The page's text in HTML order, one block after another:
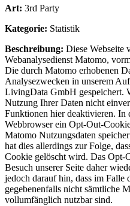
Art: 3rd Party
Kategorie: Statistik
Beschreibung: Diese Webseite
Webanalysedienst Matomo,
Die durch Matomo erhobenen
Analysezwecken in unserem
LivingData GmbH gespeichert.
Nutzung Ihrer Daten nicht
Funktionen hier deaktivieren.
Webbrowser ein Opt-Out-
Matomo Nutzungsdaten
hat dies allerdings zur Folge,
Cookie gelöscht wird. Das Opt-
Besuch unserer Seite daher
jedoch darauf hin, dass im
gegebenenfalls nicht sämtliche
vollumfänglich nutzbar sind.